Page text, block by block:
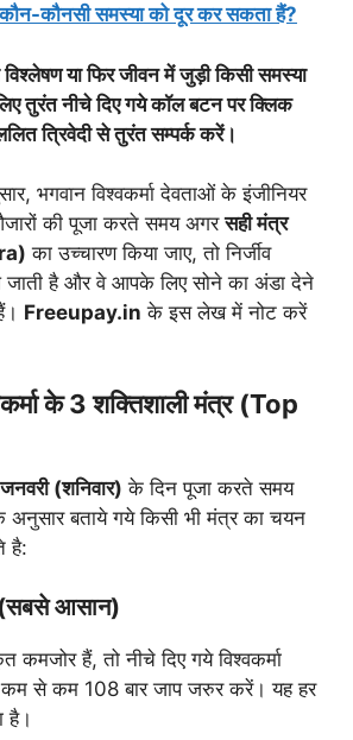
कौन-कौनसी समस्या को दूर कर सकता हैं?
या फिर जीवन में जुड़ी किसी समस्या
तुरंत नीचे दिए गये कॉल बटन पर क्लिक
त्रिवेदी से तुरंत सम्पर्क करें।
भगवान विश्वकर्मा देवताओं के इंजीनियर
की पूजा करते समय अगरसही मंत्र
का उच्चारण किया जाए, तो निर्जीव
जाती है और वे आपके लिए सोने का अंडा देने
Freeupay.in के इस लेख में नोट करें
के 3 शक्तिशाली मंत्र (Top
(शनिवार) के दिन पूजा करते समय
बताये गये किसी भी मंत्र का चयन
है:
आसान)
कमजोर हैं, तो नीचे दिए गये विश्वकर्मा
कम से कम 108 बार जाप जरुर करें। यह हर
है।